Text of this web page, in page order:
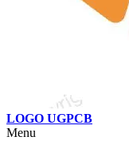
LOGO UGPCB
Menu